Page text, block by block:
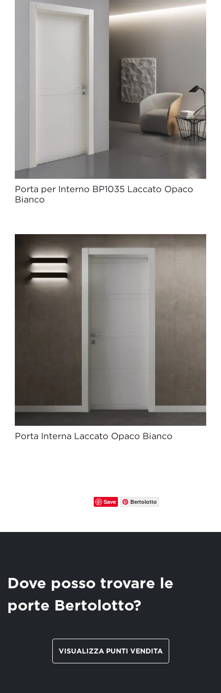
Porta per Interno BP1035 Laccato Opaco
Bianco
Porta Interna Laccato Opaco Bianco
Save Bertolotto
Dove posso trovare le
porte Bertolotto?
VISUALIZZA PUNTI VENDITA